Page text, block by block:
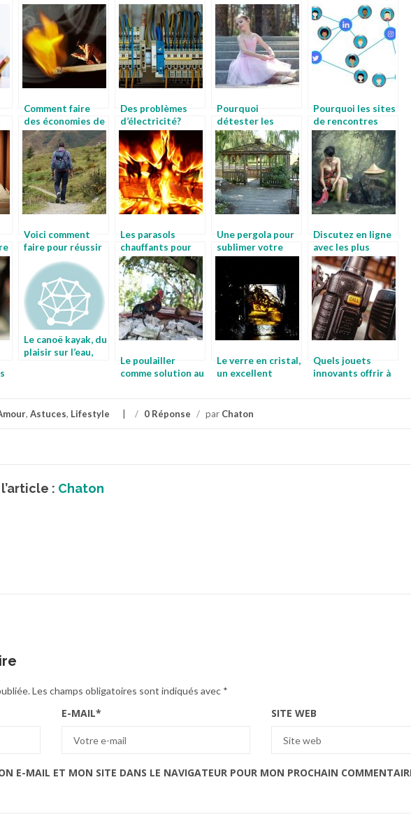
après une dispute
amoureuse
gérer/multiplier
son argent?
jour spécial.
planner?
Comment faire
des économies de
chauffage
Des problèmes
d’électricité?
Pourquoi
détester les
ballerines?
Pourquoi les sites
de rencontres
ont-ils pris le
dessus?
Voici comment
faire pour réussir
dans la vie privée
professionnelle?
Les parasols
chauffants pour
les terrasses
Une pergola pour
sublimer votre
extérieur
Discutez en ligne
avec les plus
belles asiatiques!
Le canoë kayak, du
plaisir sur l’eau,
Le poulailler
comme solution au
subsistance
Le verre en cristal,
un excellent
Quels jouets
innovants offrir à
, Astuces, Lifestyle / 0 Réponse / par Chaton
: Chaton
Les champs obligatoires sont indiqués avec *
E-MAIL* SITE WEB
E-MAIL ET MON SITE DANS LE NAVIGATEUR POUR MON PROCHAIN